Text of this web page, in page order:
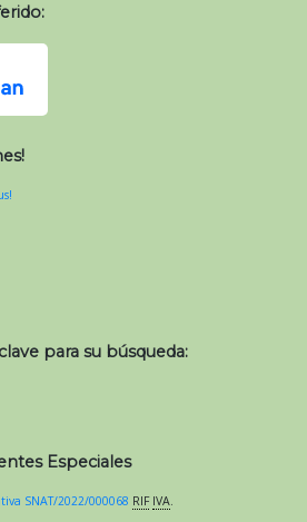
para su búsqueda:
Especiales
SNAT/2022/000068 RIF IVA